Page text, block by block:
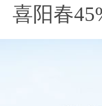
喜阳春